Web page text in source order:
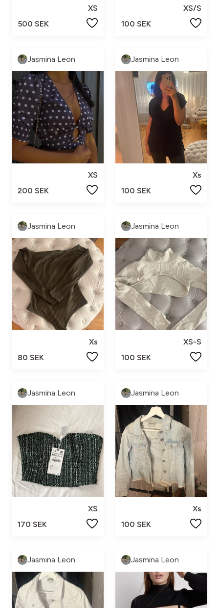
XS
500 SEK
XS/S
100 SEK
Jasmina Leon
XS
200 SEK
Jasmina Leon
Xs
100 SEK
Jasmina Leon
Xs
80 SEK
Jasmina Leon
XS-S
100 SEK
Jasmina Leon
XS
170 SEK
Jasmina Leon
Xs
100 SEK
Jasmina Leon Jasmina Leon